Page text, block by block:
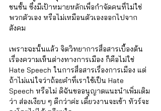
ชนชั้น ซึ่งมีเป้าหมายหลักเพื่อกำจัดคนที่ไม่ใช่
พวกตัวเอง หรือไม่เหมือนตัวเองออกไปจาก
สังคม
เพราะฉะนั้นแล้ว จิตวิทยาการสื่อสารเบื้องต้น
เรื่องความเห็นต่างทางการเมือง ก็คือไม่ใช่
Hate Speech ในการสื่อสารเรื่องการเมือง แต่
ถ้าไม่แน่ใจว่าถ้อยคำที่เราใช้เป็น Hate
Speech หรือไม่ ดิฉันขออนุญาตแนะนำเพิ่มเติม
ว่า ส่องเงียบ ๆ ดีกว่าค่ะ เดี๋ยวงานจะเข้า ทัวร์จะ